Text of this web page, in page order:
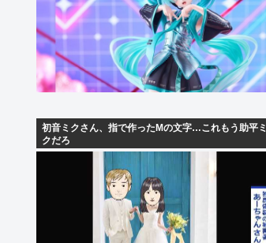
初音ミクさん、指で作ったMの文字…これもう助平ミ
クだろ